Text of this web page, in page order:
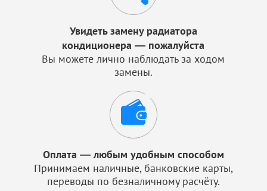
Увидеть замену радиатора
кондиционера — пожалуйста
Вы можете лично наблюдать за ходом
замены.
Оплата — любым удобным способом
Принимаем наличные, банковские карты,
переводы по безналичному расчёту.